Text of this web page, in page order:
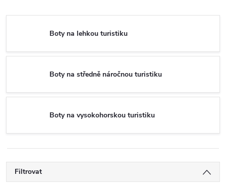
Boty na lehkou turistiku
Boty na středně náročnou turistiku
Boty na vysokohorskou turistiku
Filtrovat